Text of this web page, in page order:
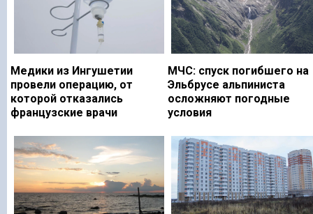
Медики из Ингушетии
провели операцию, от
которой отказались
французские врачи
МЧС: спуск погибшего на
Эльбрусе альпиниста
осложняют погодные
условия